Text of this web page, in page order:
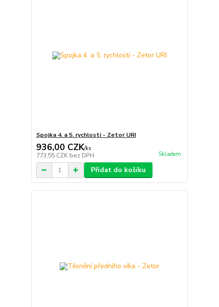
Spojka 4. a 5. rychlosti - Zetor URI
936,00 CZK/ks
773,55 CZK bez DPH Skladem
Přidat do košíku